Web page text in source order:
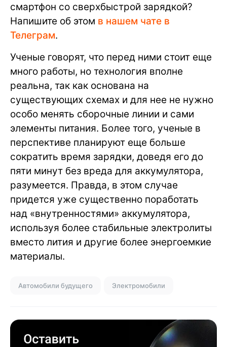
смартфон со сверхбыстрой зарядкой?
Напишите об этом в нашем чате в
Телеграм.
Ученые говорят, что перед ними стоит еще
много работы, но технология вполне
реальна, так как основана на
существующих схемах и для нее не нужно
особо менять сборочные линии и сами
элементы питания. Более того, ученые в
перспективе планируют еще больше
сократить время зарядки, доведя его до
пяти минут без вреда для аккумулятора,
разумеется. Правда, в этом случае
придется уже существенно поработать
над «внутренностями» аккумулятора,
используя более стабильные электролиты
вместо лития и другие более энергоемкие
материалы.
Автомобили будущего Электромобили